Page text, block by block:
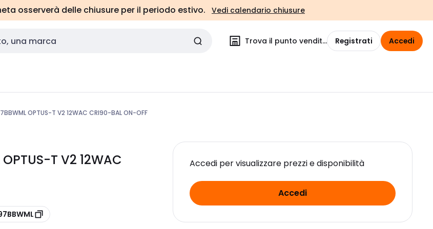
osserverà delle chiusure per il periodo estivo. Vedi calendario chiusure
Trova il punto vendita Registrati Accedi
OPTUS-T V2 12WAC CRI90-BAL ON-OFF
T V2 12WAC
Accedi per visualizzare prezzi e disponibilità
Accedi